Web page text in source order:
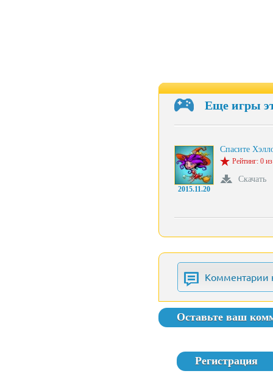
Еще игры
2015.11.20
Спасите
Рейтинг: 0
Скачать
Комментарии
Оставьте ваш
Регистрация